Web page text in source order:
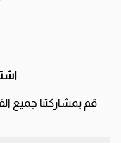
قم بمشاركتنا جميع